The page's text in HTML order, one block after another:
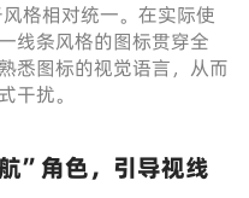
格相对统一。在实际使
线条风格的图标贯穿全
悉图标的视觉语言，从而
干扰。
”角色，引导视线